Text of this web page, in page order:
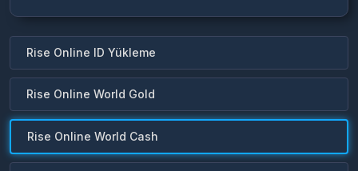
Rise Online ID Yükleme
Rise Online World Gold
Rise Online World Cash